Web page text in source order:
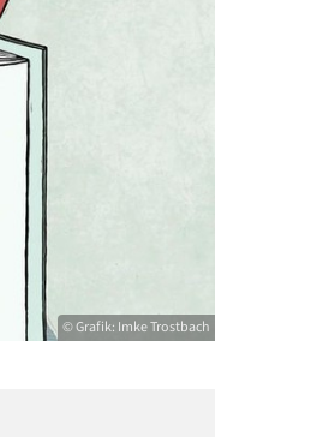
© Grafik: Imke Trostbach